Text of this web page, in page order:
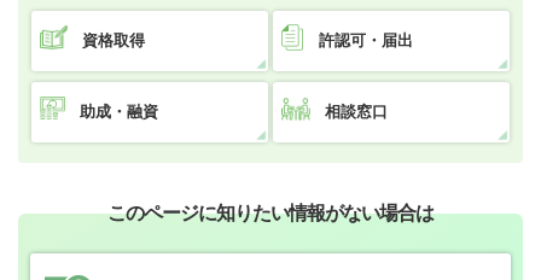
資格取得 許認可・届出
助成・融資 相談窓口
このページに知りたい情報がない場合は